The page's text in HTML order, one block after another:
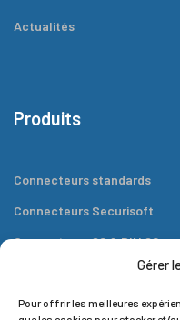
Gérer
Pour offrir les meilleures
Actualités
Produits
Connecteurs standards
Connecteurs Securisoft
Connecteurs 80 & DIN 80
Outils